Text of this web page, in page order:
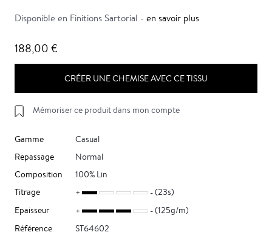
Disponible en Finitions Sartorial - en savoir plus
188,00 €
CRÉER UNE CHEMISE AVEC CE TISSU
Mémoriser ce produit dans mon compte
Gamme
Casual
Repassage
Normal
Composition
100% Lin
Titrage
(23s)
Epaisseur
(125g/m)
Référence
ST64602